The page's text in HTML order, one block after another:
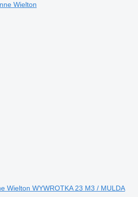
Wielton
Wielton WYWROTKA 23 M3 / MULDA